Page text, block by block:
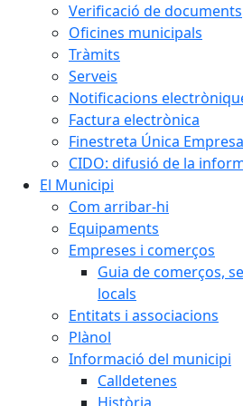
Verificació de documents
Oficines municipals
Tràmits
Serveis
Notificacions
Factura electrònica
Finestreta Única
CIDO: difusió de la
El Municipi
Com arribar-hi
Equipaments
Empreses i comerços
Guia de comerços,
locals
Entitats i associacions
Plànol
Informació del municipi
Calldetenes